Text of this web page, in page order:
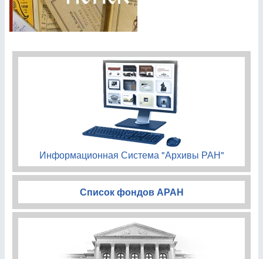
Информационная Система "Архивы РАН"
Список фондов АРАН